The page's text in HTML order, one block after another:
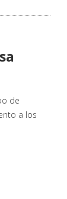
de
a los